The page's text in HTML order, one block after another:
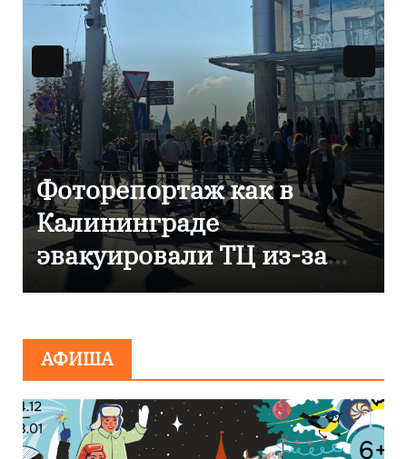
В Калининграде
отметили 80-летие
компании «Россети
Янтарь»
АФИША